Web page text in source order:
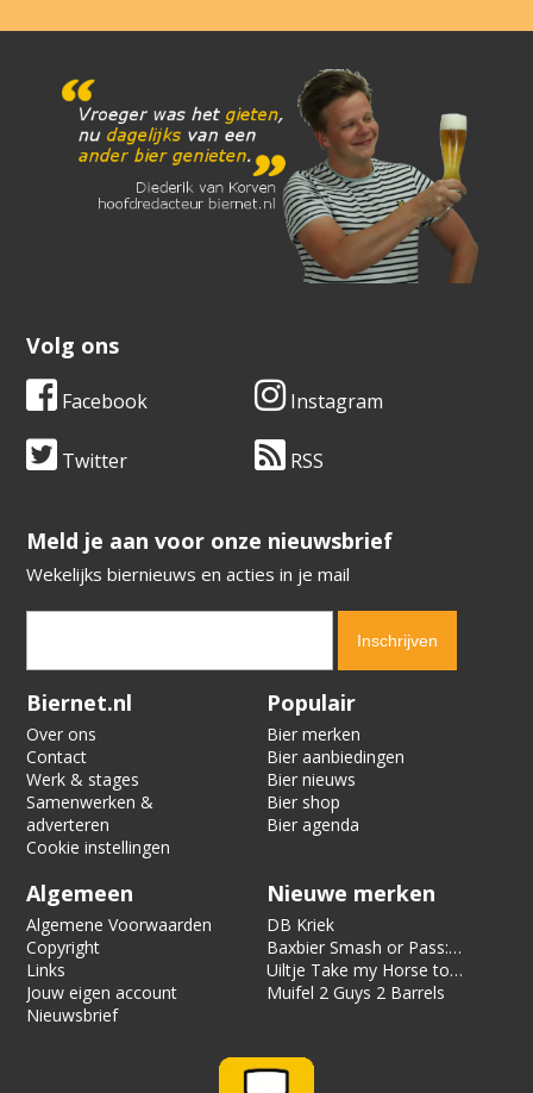
Volg ons
Facebook Instagram
Twitter RSS
​​​​​​​Meld je aan voor onze nieuwsbrief
Wekelijks biernieuws en acties in je mail
Verification code:
Biernet.nl
Over ons
Contact
Werk & stages
Samenwerken &
adverteren
Cookie instellingen
Populair
Bier merken
Bier aanbiedingen
Bier nieuws
Bier shop
Bier agenda
Algemeen
Algemene Voorwaarden
Copyright
Links
Jouw eigen account
Nieuwsbrief
Nieuwe merken
DB Kriek
Baxbier Smash or Pass:
Strata
Uiltje Take my Horse to
the Hotel Room
Muifel 2 Guys 2 Barrels